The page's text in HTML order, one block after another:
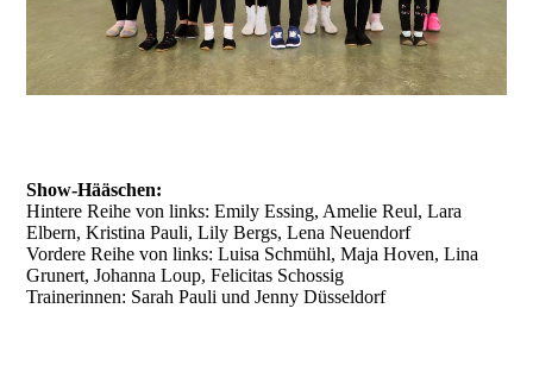
Show-Hääschen:
Hintere Reihe von links: Emily Essing, Amelie Reul, Lara
Elbern, Kristina Pauli, Lily Bergs, Lena Neuendorf
Vordere Reihe von links: Luisa Schmühl, Maja Hoven, Lina
Grunert, Johanna Loup, Felicitas Schossig
Trainerinnen: Sarah Pauli und Jenny Düsseldorf